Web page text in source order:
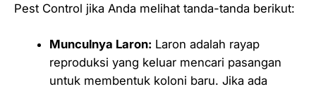
Pest Control jika Anda melihat tanda-tanda berikut:
Munculnya Laron: Laron adalah rayap
reproduksi yang keluar mencari pasangan
untuk membentuk koloni baru. Jika ada